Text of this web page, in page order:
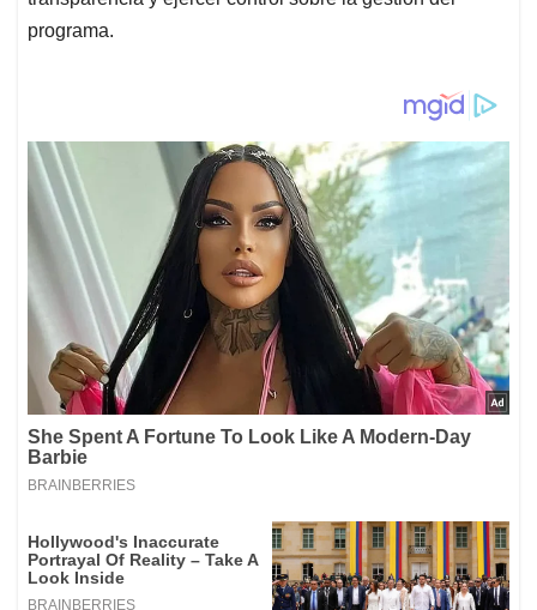
programa.